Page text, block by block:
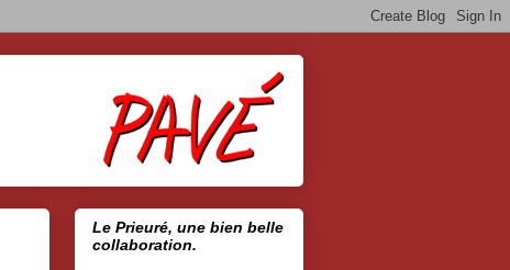
Le Prieuré, une bien belle
collaboration.